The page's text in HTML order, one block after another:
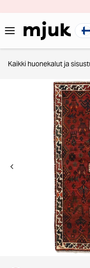
Kaikki huonekalut ja